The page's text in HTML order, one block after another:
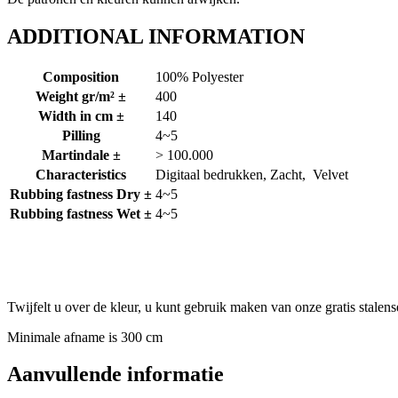
ADDITIONAL INFORMATION
Composition
100% Polyester
Weight gr/m² ±
400
Width in cm ±
140
Pilling
4~5
Martindale ±
> 100.000
Characteristics
Digitaal bedrukken, Zacht, Velvet
Rubbing fastness Dry ± 4~5
Rubbing fastness Wet ± 4~5
Twijfelt u over de kleur, u kunt gebruik maken van onze gratis
Minimale afname is 300 cm
Aanvullende informatie